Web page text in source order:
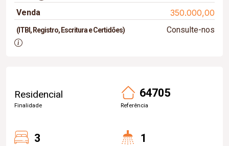
Venda
350.000,00
(ITBI, Registro, Escritura e Certidões) Consulte-nos
Residencial
Finalidade
64705
Referência
3 1